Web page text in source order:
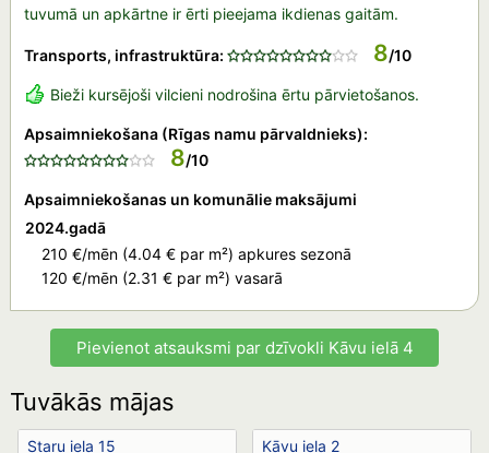
tuvumā un apkārtne ir ērti pieejama ikdienas gaitām.
Transports, infrastruktūra: 8/10
Bieži kursējoši vilcieni nodrošina ērtu pārvietošanos.
Apsaimniekošana (Rīgas namu pārvaldnieks):
8/10
Apsaimniekošanas un komunālie maksājumi
2024.gadā
210 €/mēn (4.04 € par m²) apkures sezonā
120 €/mēn (2.31 € par m²) vasarā
Pievienot atsauksmi par dzīvokli Kāvu ielā 4
Tuvākās mājas
Staru iela 15 Kāvu iela 2